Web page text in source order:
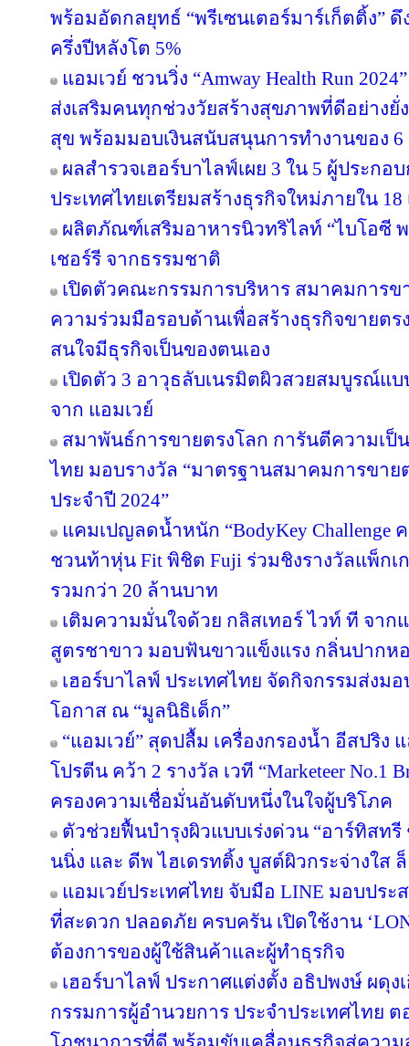
พร้อมอัดกลยุทธ์ “พรีเซนเตอร์มาร์เก็ตติ้ง”
ครึ่งปีหลังโต 5%
แอมเวย์ ชวนวิ่ง “Amway Health Run
ส่งเสริมคนทุกช่วงวัยสร้างสุขภาพที่ดีอย่าง
สุข พร้อมมอบเงินสนับสนุนการทำงานของ
ผลสำรวจเฮอร์บาไลฟ์เผย 3 ใน 5 ผู้ประกอ
ประเทศไทยเตรียมสร้างธุรกิจใหม่ภายใน 18
ผลิตภัณฑ์เสริมอาหารนิวทริไลท์ “ไบโอซี
เชอร์รี จากธรรมชาติ
เปิดตัวคณะกรรมการบริหาร สมาคมการ
ความร่วมมือรอบด้านเพื่อสร้างธุรกิจขายตร
สนใจมีธุรกิจเป็นของตนเอง
เปิดตัว 3 อาวุธลับเนรมิตผิวสวยสมบูรณ์แบ
จาก แอมเวย์
สมาพันธ์การขายตรงโลก การันตีความเป็
ไทย มอบรางวัล “มาตรฐานสมาคมการขา
ประจำปี 2024”
แคมเปญลดน้ำหนัก “BodyKey Challenge
ชวนท้าหุ่น Fit พิชิต Fuji ร่วมชิงรางวัลแพ็กเ
รวมกว่า 20 ล้านบาท
เติมความมั่นใจด้วย กลิสเทอร์ ไวท์ ที จาก
สูตรชาขาว มอบฟันขาวแข็งแรง กลิ่นปากห
เฮอร์บาไลฟ์ ประเทศไทย จัดกิจกรรมส่ง
โอกาส ณ “มูลนิธิเด็ก”
“แอมเวย์” สุดปลื้ม เครื่องกรองน้ำ อีสปริง
โปรตีน คว้า 2 รางวัล เวที “Marketeer No.1
ครองความเชื่อมั่นอันดับหนึ่งในใจผู้บริโภค
ตัวช่วยฟื้นบำรุงผิวแบบเร่งด่วน “อาร์ทิสท
นนิ่ง และ ดีพ ไฮเดรทติ้ง บูสต์ผิวกระจ่างใส
แอมเวย์ประเทศไทย จับมือ LINE มอบปร
ที่สะดวก ปลอดภัย ครบครัน เปิดใช้งาน
ต้องการของผู้ใช้สินค้าและผู้ทำธุรกิจ
เฮอร์บาไลฟ์ ประกาศแต่งตั้ง อธิปพงษ์ ผดุง
กรรมการผู้อำนวยการ ประจำประเทศไทย